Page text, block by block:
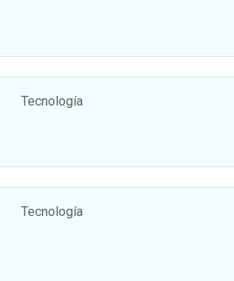
Tecnología
Tecnología